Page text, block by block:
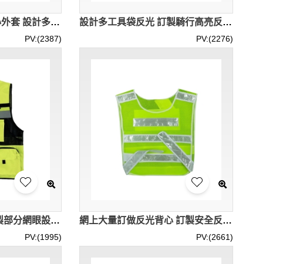
訂製透氣舒適網布背心外套 設計多功能多袋反光背心 可調節衣服大小 騎行馬甲 保安安全背心馬甲 背包扣 掛扣 SKVT036
PV:(2387)
設計多工具袋反光 訂製騎行高亮反光條馬甲服 路政交通救援 反光馬甲 摩托車騎行背心 藍白反光晶格設計 施工安全服 SKVT035
PV:(2276)
設計多袋背心外套 訂製部分網眼設計背心外套 反光背心 路政工作服 交通秩序維護 反光背心供應商 咭片 證件套 SKVT032
PV:(1995)
網上大量訂做反光背心 訂製安全反光衣 設計魔術貼調節大小反光背心 反光背心供應商 SKVT031
PV:(2661)